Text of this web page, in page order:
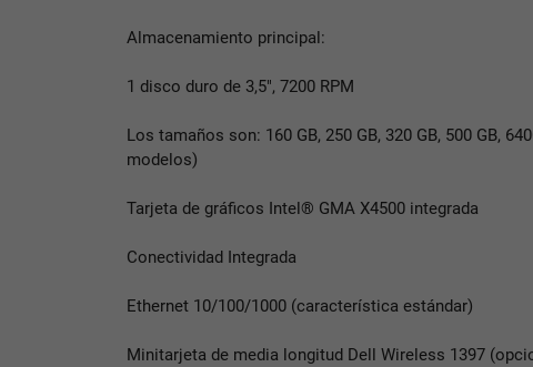
Almacenamiento principal:
1 disco duro de 3,5", 7200 RPM
Los tamaños son: 160 GB, 250 GB, 320 GB, 500 GB,
modelos)
Tarjeta de gráficos Intel® GMA X4500 integrada
Conectividad Integrada
Ethernet 10/100/1000 (característica estándar)
Minitarjeta de media longitud Dell Wireless 1397